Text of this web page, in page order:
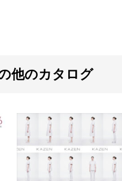
他のカタログ